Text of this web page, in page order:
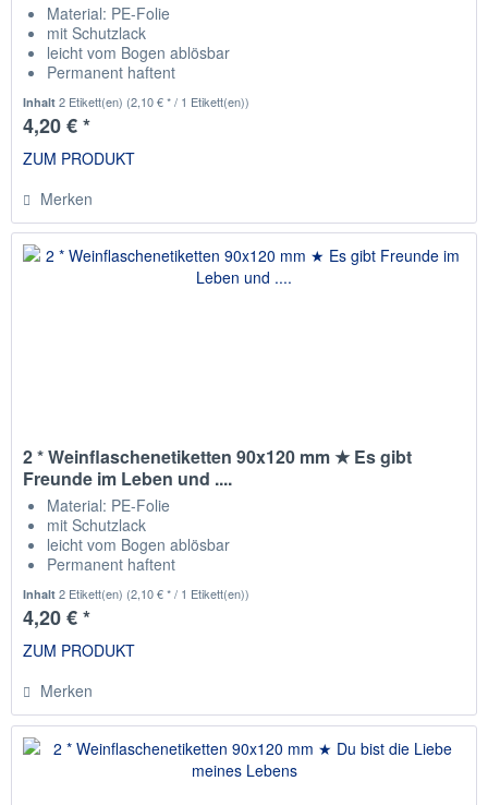
Material: PE-Folie
mit Schutzlack
leicht vom Bogen ablösbar
Permanent haftent
Inhalt2 Etikett(en) (2,10 € * / 1 Etikett(en))
4,20 € *
ZUM PRODUKT
Merken
2 * Weinflaschenetiketten 90x120 mm ★ Es gibt
Freunde im Leben und ....
Material: PE-Folie
mit Schutzlack
leicht vom Bogen ablösbar
Permanent haftent
Inhalt2 Etikett(en) (2,10 € * / 1 Etikett(en))
4,20 € *
ZUM PRODUKT
Merken